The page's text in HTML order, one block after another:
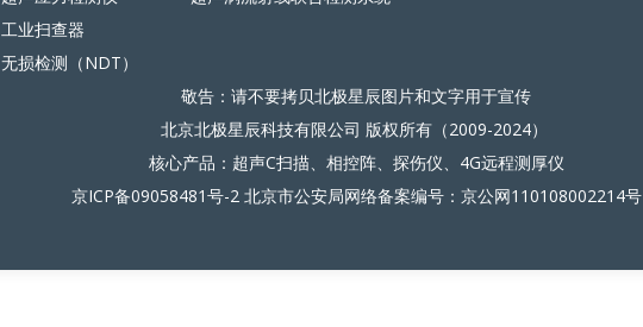
工业扫查器
无损检测（NDT）
敬告：请不要拷贝北极星辰图片和文字用于宣传
北京北极星辰科技有限公司 版权所有（2009-2024）
核心产品：超声C扫描、相控阵、探伤仪、4G远程测厚仪
京ICP备09058481号-2北京市公安局网络备案编号：京公网110108002214号